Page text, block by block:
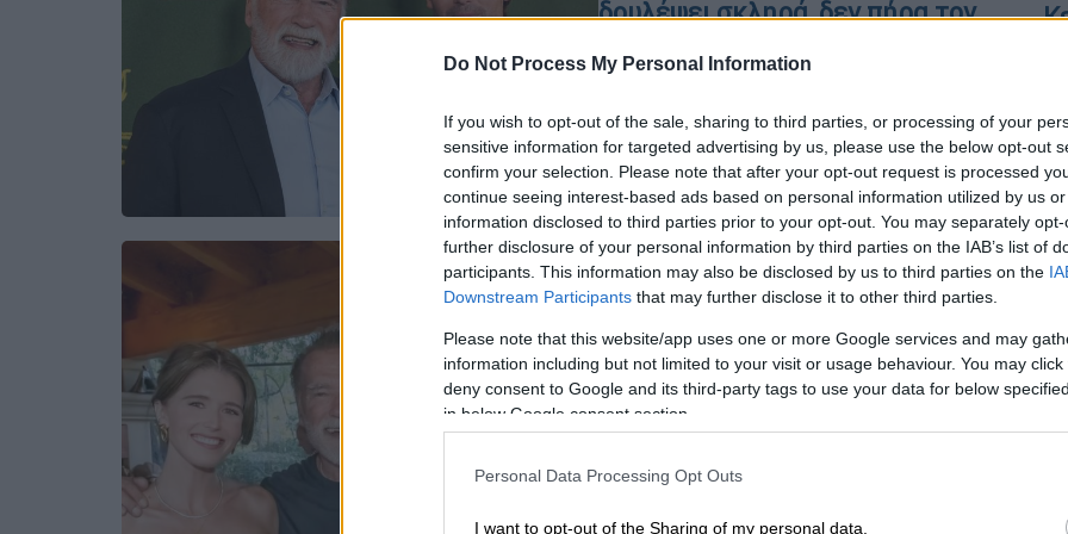
Do Not Process My Personal Information
If you wish to opt-out of the sale, sharing to third parties, or processing of your
sensitive information for targeted advertising by us, please use the below opt-out
confirm your selection. Please note that after your opt-out request is processed
continue seeing interest-based ads based on personal information utilized by us
information disclosed to third parties prior to your opt-out. You may separately
further disclosure of your personal information by third parties on the IAB’s list of
participants. This information may also be disclosed by us to third parties on the
Downstream Participants that may further disclose it to other third parties.
Please note that this website/app uses one or more Google services and may
information including but not limited to your visit or usage behaviour. You may
deny consent to Google and its third-party tags to use your data for below
in below Google consent section.
Personal Data Processing Opt Outs
I want to opt-out of the Sharing of my personal data.
δουλέψει σκληρά, δεν πήρα τον
θετικές κριτικές για την ερμηνεία
του στη σειρά «The White Lotus»
Lifestyle|13.11.2024 14:50
Κρις Πρατ - Κάθριν
Σβαρτσενέγκερ: Εγιναν γονείς για
τρίτη φορά
Την χαρμόσυνη είδηση μοιράστηκαν
Instagram